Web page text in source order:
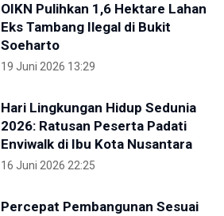
OIKN Pulihkan 1,6 Hektare Lahan
Eks Tambang Ilegal di Bukit
Soeharto
19 Juni 2026 13:29
Hari Lingkungan Hidup Sedunia
2026: Ratusan Peserta Padati
Enviwalk di Ibu Kota Nusantara
16 Juni 2026 22:25
Percepat Pembangunan Sesuai